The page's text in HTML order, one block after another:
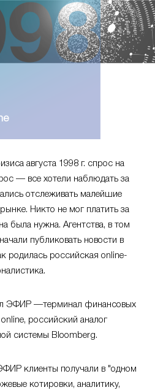
августа 1998 г. спрос на
— все хотели наблюдать за
отслеживать малейшие
Никто не мог платить за
была нужна. Агентства, в том
публиковать новости в
родилась российская online-
ЭФИР —терминал финансовых
российский аналог
системы Bloomberg.
клиенты получали в "одном
котировки, аналитику,